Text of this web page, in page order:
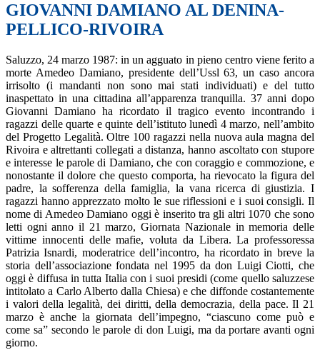
GIOVANNI DAMIANO AL DENINA-
PELLICO-RIVOIRA
Saluzzo, 24 marzo 1987: in un agguato in pieno centro viene ferito a
morte Amedeo Damiano, presidente dell’Ussl 63, un caso ancora
irrisolto (i mandanti non sono mai stati individuati) e del tutto
inaspettato in una cittadina all’apparenza tranquilla. 37 anni dopo
Giovanni Damiano ha ricordato il tragico evento incontrando i
ragazzi delle quarte e quinte dell’istituto lunedì 4 marzo, nell’ambito
del Progetto Legalità. Oltre 100 ragazzi nella nuova aula magna del
Rivoira e altrettanti collegati a distanza, hanno ascoltato con stupore
e interesse le parole di Damiano, che con coraggio e commozione, e
nonostante il dolore che questo comporta, ha rievocato la figura del
padre, la sofferenza della famiglia, la vana ricerca di giustizia. I
ragazzi hanno apprezzato molto le sue riflessioni e i suoi consigli. Il
nome di Amedeo Damiano oggi è inserito tra gli altri 1070 che sono
letti ogni anno il 21 marzo, Giornata Nazionale in memoria delle
vittime innocenti delle mafie, voluta da Libera. La professoressa
Patrizia Isnardi, moderatrice dell’incontro, ha ricordato in breve la
storia dell’associazione fondata nel 1995 da don Luigi Ciotti, che
oggi è diffusa in tutta Italia con i suoi presidi (come quello saluzzese
intitolato a Carlo Alberto dalla Chiesa) e che diffonde costantemente
i valori della legalità, dei diritti, della democrazia, della pace. Il 21
marzo è anche la giornata dell’impegno, “ciascuno come può e
come sa” secondo le parole di don Luigi, ma da portare avanti ogni
giorno.